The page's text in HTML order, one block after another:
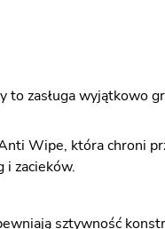
to zasługa wyjątkowo
Wipe, która chroni
i zacieków.
sztywność